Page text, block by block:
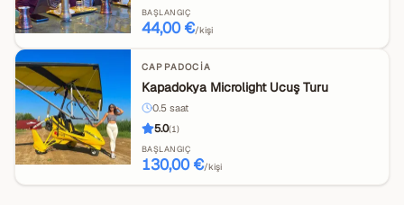
BAŞLANGIÇ
44,00 €/kişi
CAPPADOCIA
Kapadokya Microlight Ucuş Turu
0.5 saat
5.0(1)
BAŞLANGIÇ
130,00 €/kişi